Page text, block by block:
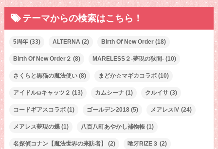
テーマからの検索はこちら！
5周年(33) ALTERNA(2) Birth Of New Order(18)
Birth Of New Order２ (8) MARELESS２-夢現の狭間-(10)
さくらと黒猫の魔法使い(8) まどか☆マギカコラボ(10)
アイドルωキャッツ２ (13) カムシーナ(1) クルイサ(3)
コードギアスコラボ(1) ゴールデン2018(5) メアレスⅣ (24)
メアレス夢現の蝶(1) 八百八町あやかし補物帳(1)
名探偵コナン【魔法世界の来訪者】 (2) 喰牙RIZE３ (2)